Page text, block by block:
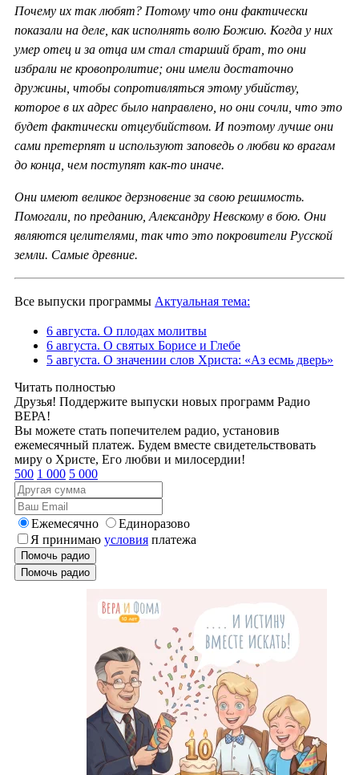
Почему их так любят? Потому что они фактически
показали на деле, как исполнять волю Божию. Когда у них
умер отец и за отца им стал старший брат, то они
избрали не кровопролитие; они имели достаточно
дружины, чтобы сопротивляться этому убийству,
которое в их адрес было направлено, но они сочли, что это
будет фактически отцеубийством. И поэтому лучше они
сами претерпят и используют заповедь о любви ко врагам
до конца, чем поступят как-то иначе.
Они имеют великое дерзновение за свою решимость.
Помогали, по преданию, Александру Невскому в бою. Они
являются целителями, так что это покровители Русской
земли. Самые древние.
Все выпуски программы Актуальная тема:
6 августа. О плодах молитвы
6 августа. О святых Борисе и Глебе
5 августа. О значении слов Христа: «Аз есмь дверь»
Читать полностью
Друзья! Поддержите выпуски новых программ Радио
ВЕРА!
Вы можете стать попечителем радио, установив
ежемесячный платеж. Будем вместе свидетельствовать
миру о Христе, Его любви и милосердии!
500 1 000 5 000
Ежемесячно
Единоразово
Я принимаю условия платежа
Помочь радио
Помочь радио